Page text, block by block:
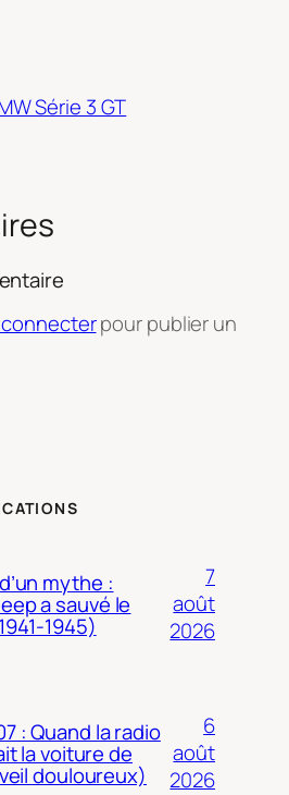
Série 3 GT
pour publier un
mythe :
a sauvé le
1945)
7
août
2026
: Quand la radio
la voiture de
douloureux)
6
août
2026